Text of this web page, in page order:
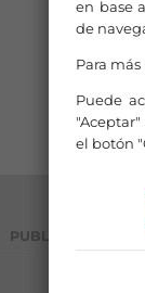
PUBLICIDAD
en base
de
Para
Puede
el botón